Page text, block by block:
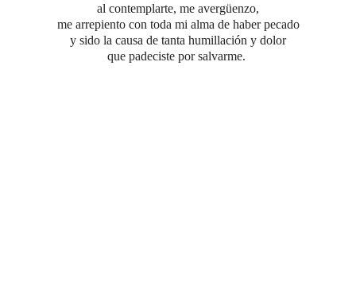
al contemplarte, me avergüenzo,
me arrepiento con toda mi alma de haber pecado
y sido la causa de tanta humillación y dolor
que padeciste por salvarme.